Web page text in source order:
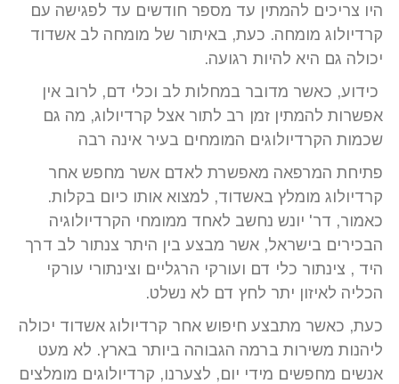
היו צריכים להמתין עד מספר חודשים עד לפגישה עם
קרדיולוג מומחה. כעת, באיתור של מומחה לב אשדוד
יכולה גם היא להיות רגועה.
כידוע, כאשר מדובר במחלות לב וכלי דם, לרוב אין
אפשרות להמתין זמן רב לתור אצל קרדיולוג, מה גם
שכמות הקרדיולוגים המומחים בעיר אינה רבה
פתיחת המרפאה מאפשרת לאדם אשר מחפש אחר
קרדיולוג מומלץ באשדוד, למצוא אותו כיום בקלות.
כאמור, דר' יונש נחשב לאחד ממומחי הקרדיולוגיה
הבכירים בישראל, אשר מבצע בין היתר צנתור לב דרך
היד , צינתור כלי דם ועורקי הרגליים וצינתורי עורקי
הכליה לאיזון יתר לחץ דם לא נשלט.
כעת, כאשר מתבצע חיפוש אחר קרדיולוג אשדוד יכולה
ליהנות משירות ברמה הגבוהה ביותר בארץ. לא מעט
אנשים מחפשים מידי יום, לצערנו, קרדיולוגים מומלצים